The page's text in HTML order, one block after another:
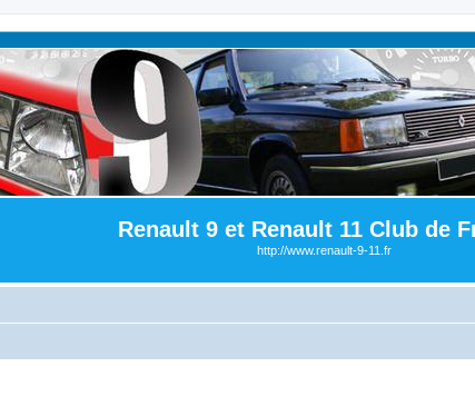
Renault 9 et Renault 11 Club de
http://www.renault-9-11.fr